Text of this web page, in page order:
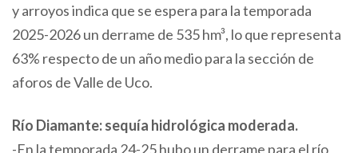
y arroyos indica que se espera para la temporada
2025-2026 un derrame de 535 hm³, lo que representa
63% respecto de un año medio para la sección de
aforos de Valle de Uco.
Río Diamante: sequía hidrológica moderada.
-En la temporada 24-25 hubo un derrame para el río